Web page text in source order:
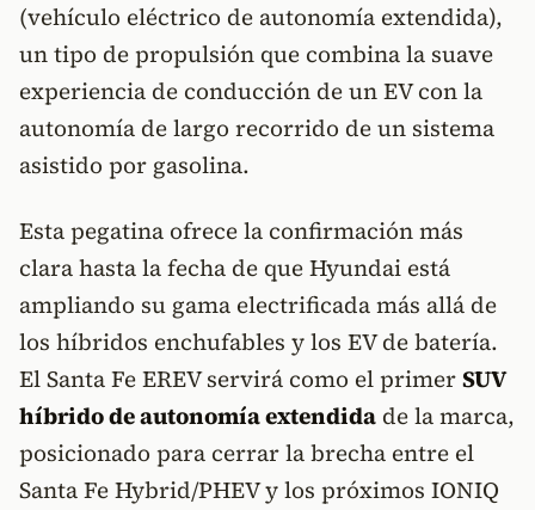
(vehículo eléctrico de autonomía extendida),
un tipo de propulsión que combina la suave
experiencia de conducción de un EV con la
autonomía de largo recorrido de un sistema
asistido por gasolina.
Esta pegatina ofrece la confirmación más
clara hasta la fecha de que Hyundai está
ampliando su gama electrificada más allá de
los híbridos enchufables y los EV de batería.
El Santa Fe EREV servirá como el primerSUV
híbrido de autonomía extendida de la marca,
posicionado para cerrar la brecha entre el
Santa Fe Hybrid/PHEV y los próximos IONIQ